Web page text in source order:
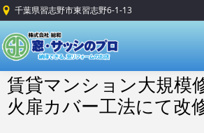
千葉県習志野市東習志野6-1-13
賃貸マンション大規模
火扉カバー工法にて改